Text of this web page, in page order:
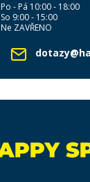
Po - Pá 10:00 - 18:00
So 9:00 - 15:00
Ne ZAVŘENO